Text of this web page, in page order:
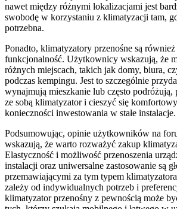
nawet między różnymi lokalizacjami jest
swobodę w korzystaniu z klimatyzacji tam,
potrzebna.
Ponadto, klimatyzatory przenośne są
funkcjonalność. Użytkownicy wskazują, że
różnych miejscach, takich jak domy, biura,
podczas kempingu. Jest to szczególnie
wynajmują mieszkanie lub często podróżują,
ze sobą klimatyzator i cieszyć się
konieczności inwestowania w stałe instalacje.
Podsumowując, opinie użytkowników na
wskazują, że warto rozważyć zakup
Elastyczność i możliwość przenoszenia
instalacji oraz uniwersalne zastosowanie są
przemawiającymi za tym typem
zależy od indywidualnych potrzeb i
klimatyzator przenośny z pewnością może